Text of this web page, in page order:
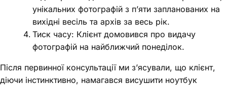
унікальних фотографій з п’яти запланованих на
вихідні весіль та архів за весь рік.
Тиск часу: Клієнт домовився про видачу
фотографій на найближчий понеділок.
Після первинної консультації ми з’ясували, що клієнт,
діючи інстинктивно, намагався висушити ноутбук